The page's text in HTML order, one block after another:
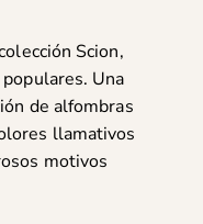
Scion,
Una
de alfombras
llamativos
motivos